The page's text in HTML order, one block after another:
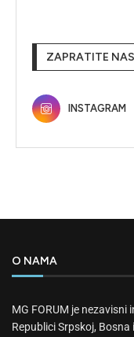
ZAPRATITE NAS
INSTAGRAM
O NAMA
MG FORUM je
Republici Srpskoj,